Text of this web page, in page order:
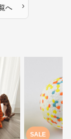
へ ›
SALE